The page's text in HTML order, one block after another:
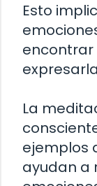
Esto
La
ejemplos
ayudan a